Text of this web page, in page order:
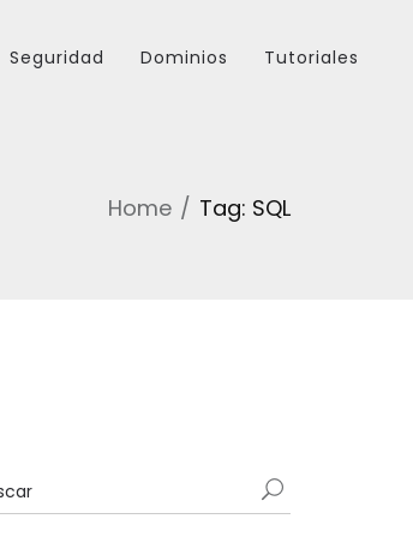
Seguridad Dominios Tutoriales
Home Tag: SQL